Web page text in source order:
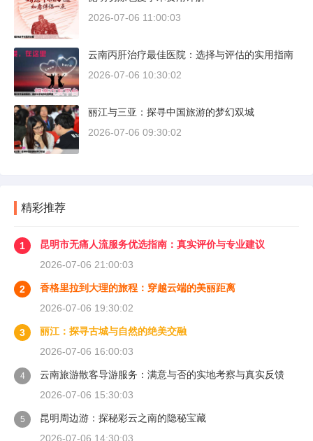
2026-07-06 11:00:03
云南丙肝治疗最佳医院：选择与评估的实用指南
2026-07-06 10:30:02
丽江与三亚：探寻中国旅游的梦幻双城
2026-07-06 09:30:02
精彩推荐
1
昆明市无痛人流服务优选指南：真实评价与专业建议
2026-07-06 21:00:03
2
香格里拉到大理的旅程：穿越云端的美丽距离
2026-07-06 19:30:02
3
丽江：探寻古城与自然的绝美交融
2026-07-06 16:00:03
4
云南旅游散客导游服务：满意与否的实地考察与真实反馈
2026-07-06 15:30:03
5
昆明周边游：探秘彩云之南的隐秘宝藏
2026-07-06 14:30:03